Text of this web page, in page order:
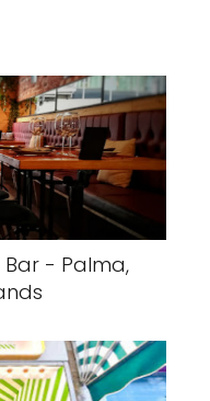
- Palma,